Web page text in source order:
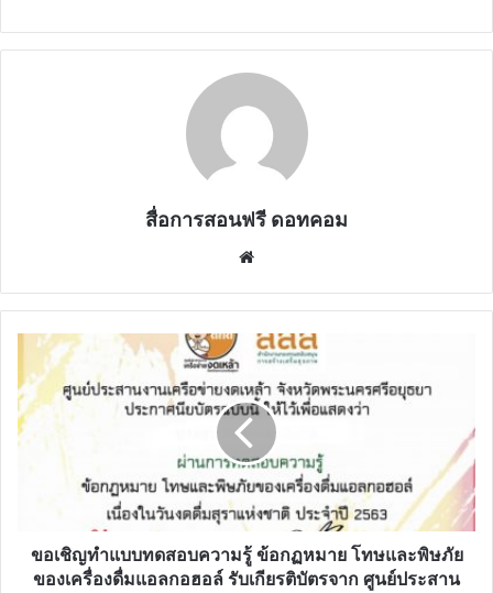
สื่อการสอนฟรี ดอทคอม
ทำ
แบบ
ทดสอบ
หมาย
โทษ
ขอเชิญทำแบบทดสอบความรู้ ข้อกฏหมาย โทษและพิษภัย
ของเครื่องดื่มแอลกอฮอล์ รับเกียรติบัตรจาก ศูนย์ประสาน